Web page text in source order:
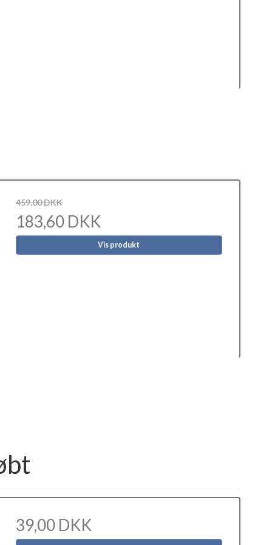
459,00 DKK
183,60 DKK
Vis produkt
39,00 DKK